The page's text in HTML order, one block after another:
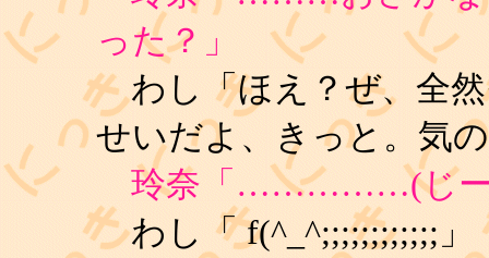
った？」
わし「ほえ？ぜ、全然
せいだよ、きっと。気
玲奈「……………(じー
わし「 f(^_^;;;;;;;;;;;;」